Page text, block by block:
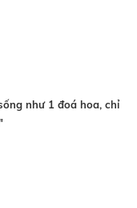
như 1 đoá hoa, chỉ